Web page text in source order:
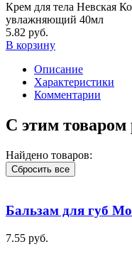
Крем для тела Невская
увлажняющий 40мл
5.82 руб.
В корзину
Описание
Характеристики
Комментарии
С этим товаром
Найдено товаров:
Сбросить все
Бальзам для губ
7.55 руб.